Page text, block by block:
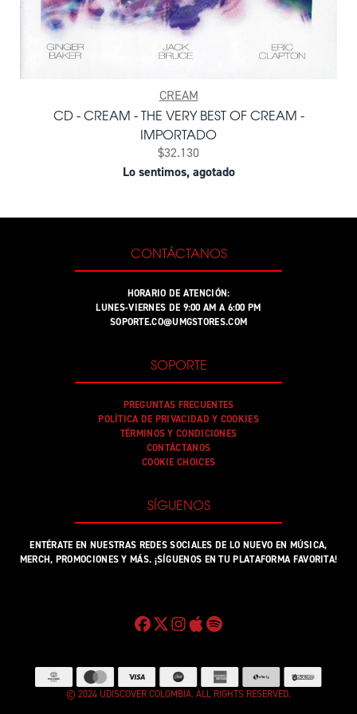
CREAM
CD - CREAM - THE VERY BEST OF CREAM -
IMPORTADO
$32.130
Lo sentimos, agotado
CONTÁCTANOS
HORARIO DE ATENCIÓN:
LUNES-VIERNES DE 9:00 AM A 6:00 PM
SOPORTE.CO@UMGSTORES.COM
SOPORTE
PREGUNTAS FRECUENTES
POLÍTICA DE PRIVACIDAD Y COOKIES
TÉRMINOS Y CONDICIONES
CONTÁCTANOS
COOKIE CHOICES
SÍGUENOS
ENTÉRATE EN NUESTRAS REDES SOCIALES DE LO NUEVO EN MÚSICA,
MERCH, PROMOCIONES Y MÁS. ¡SÍGUENOS EN TU PLATAFORMA FAVORITA!
© 2024 UDISCOVER COLOMBIA. ALL RIGHTS RESERVED.